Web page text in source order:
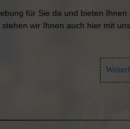
für Sie da und bieten
wir Ihnen auch hier mit